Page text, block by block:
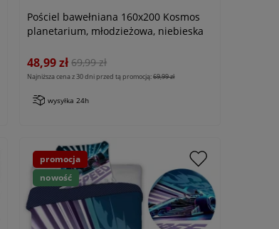
Pościel bawełniana 160x200 Kosmos
planetarium, młodzieżowa, niebieska
48,99 zł 69,99 zł
Najniższa cena z 30 dni przed tą promocją:69,99 zł
wysyłka 24h
promocja
nowość